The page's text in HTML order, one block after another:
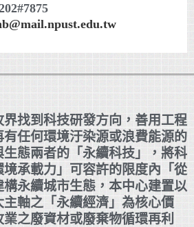
找到科技研發方向，善用工程
任何環境汙染源或浪費能源的
態兩者的「永續科技」，將科
承載力」可容許的限度內「從
構永續城市生態，本中心建置以
軸之「永續經濟」為核心價
之廢資材或廢棄物循環再利